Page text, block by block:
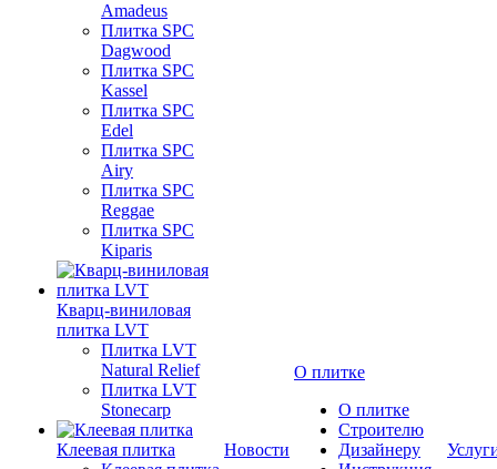
Amadeus
Плитка SPC
Dagwood
Плитка SPC
Kassel
Плитка SPC
Edel
Плитка SPC
Airy
Плитка SPC
Reggae
Плитка SPC
Kiparis
Кварц-виниловая
плитка LVT
Плитка LVT
Natural Relief
Плитка LVT
Stonecarp
Клеевая плитка
Новости
О плитке
О плитке
Строителю
Дизайнеру